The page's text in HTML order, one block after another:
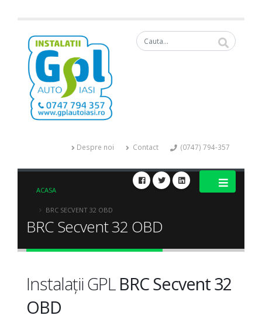
Despre noi Contact (0747) 794-357
ACASA
BRC SECVENT 32 OBD
BRC Secvent 32 OBD
Instalații GPL BRC Secvent 32
OBD